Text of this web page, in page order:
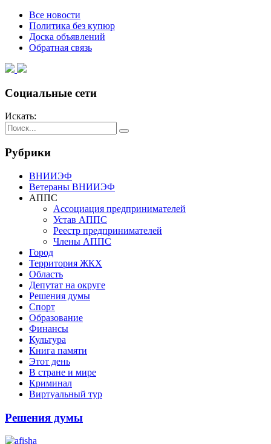
Все новости
Политика без купюр
Доска объявлений
Обратная связь
Социальные сети
Искать:
Рубрики
ВНИИЭФ
Ветераны ВНИИЭФ
АППС
Ассоциация предпринимателей
Устав АППС
Реестр предпринимателей
Члены АППС
Город
Территория ЖКХ
Область
Депутат на округе
Решения думы
Спорт
Образование
Финансы
Культура
Книга памяти
Этот день
В стране и мире
Криминал
Виртуальный тур
Решения думы